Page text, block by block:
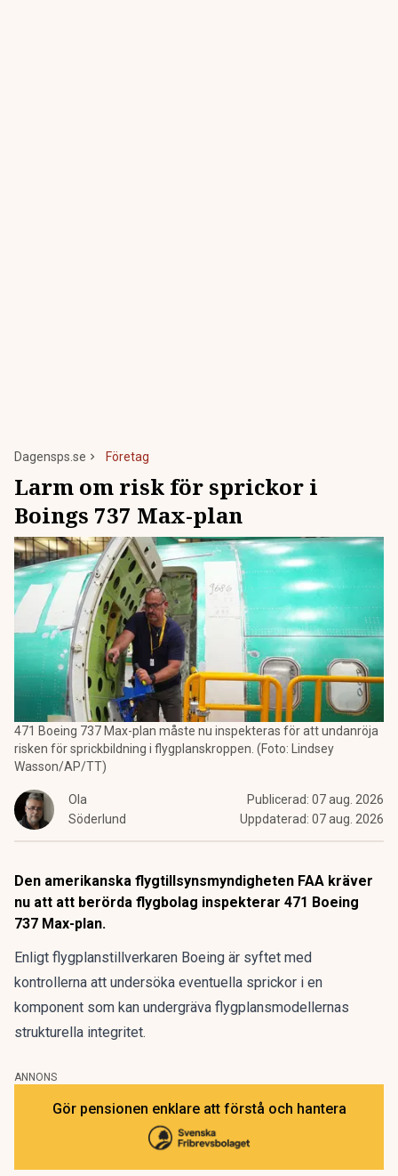
Dagensps.se Företag
Larm om risk för sprickor i
Boings 737 Max-plan
471 Boeing 737 Max-plan måste nu inspekteras för att undanröja
risken för sprickbildning i flygplanskroppen. (Foto: Lindsey
Wasson/AP/TT)
Ola
Söderlund
Publicerad: 07 aug. 2026
Uppdaterad: 07 aug. 2026
Den amerikanska flygtillsynsmyndigheten FAA kräver
nu att att berörda flygbolag inspekterar 471 Boeing
737 Max-plan.
Enligt flygplanstillverkaren Boeing är syftet med
kontrollerna att undersöka eventuella sprickor i en
komponent som kan undergräva flygplansmodellernas
strukturella integritet.
ANNONS
Gör pensionen enklare att förstå och hantera